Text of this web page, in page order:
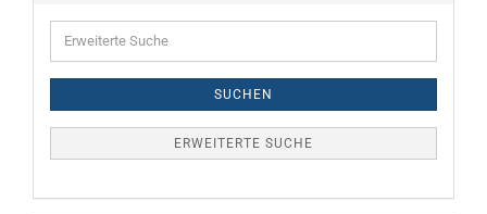
Suche
SUCHEN
ERWEITERTE SUCHE